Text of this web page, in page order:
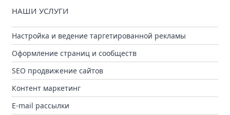
НАШИ УСЛУГИ
Настройка и ведение таргетированной рекламы
Оформление страниц и сообществ
SEO продвижение сайтов
Контент маркетинг
E-mail рассылки